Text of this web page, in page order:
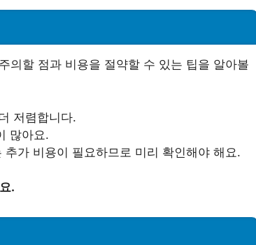
의할 점과 비용을 절약할 수 있는 팁을 알아볼
저렴합니다.
많아요.
가 비용이 필요하므로 미리 확인해야 해요.
.